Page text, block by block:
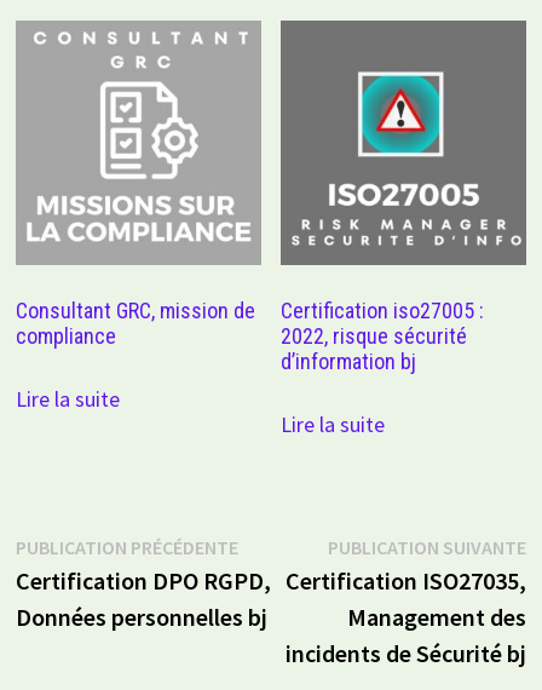
Consultant GRC, mission de
compliance
Lire la suite
Certification iso27005 :
2022, risque sécurité
d’information bj
Lire la suite
Navigation
de
l’article
PUBLICATION PRÉCÉDENTEPublication
précédente :
Certification DPO RGPD,
Données personnelles bj
PUBLICATION SUIVANTE
Certification ISO27035,
Management des
incidents de Sécurité bj